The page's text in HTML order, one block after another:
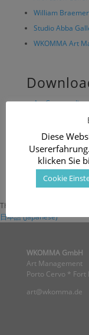
William
Studio Abba
WKOMMA Art
Art
Metacycling Art
Metacycling Art
WKOMMA
Metacycling
This post is also available in:
日本語(Japanese)
WKOMMA GmbH
Art Management
Porto Cervo *
art@wkomma.de
Diese
klicken Sie
Cookie